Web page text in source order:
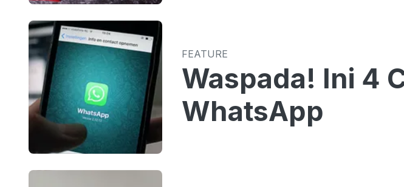
FEATURE
Waspada! Ini 4
WhatsApp